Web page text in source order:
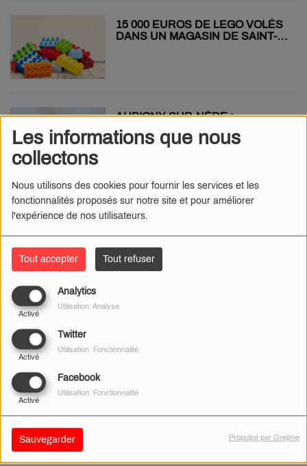
Les informations que nous
collectons
Nous utilisons des cookies pour fournir les services et les
fonctionnalités proposés sur notre site et pour améliorer
l'expérience de nos utilisateurs.
Tout accepter Tout refuser
Analytics
Activé
Utilisation: Analyse
Twitter
Activé
Utilisation: Fonctionnalité
Facebook
Activé
Utilisation: Fonctionnalité
Sauvegarder Propulsé par Orejime
15 000 EUROS DE LEGO VOLÉS
DANS UN MAGASIN DE SAINT-
AUBIGNY-SUR-NÈRE :
OPÉRATION DE RÉGULATION
DES CORBEAUX CE MARDI
1ER MAI : DEUX MOTARDS
TUÉS SUR LES ROUTES DU
QUEL EST LE PROGRAMME LA
UN HÉLICOPTÈRE VA
158 COMMUNES DU CHER